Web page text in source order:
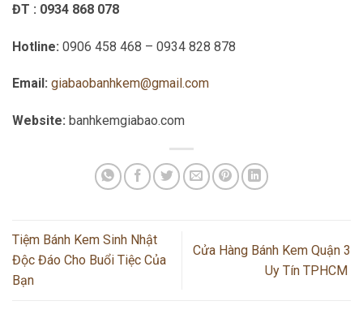
ĐT : 0934 868 078
Hotline: 0906 458 468 – 0934 828 878
Email: giabaobanhkem@gmail.com
Website: banhkemgiabao.com
Tiệm Bánh Kem Sinh Nhật
Độc Đáo Cho Buổi Tiệc Của
Bạn
Cửa Hàng Bánh Kem Quận 3
Uy Tín TPHCM